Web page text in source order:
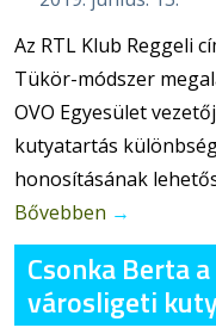
Az RTL Klub Reggeli
Tükör-módszer
OVO Egyesület
kutyatartás
honosításának
Bővebben →
Csonka Berta
városligeti